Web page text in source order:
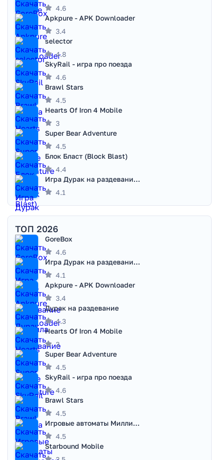
4.6
Apkpure - APK Downloader
3.4
selector
4.8
SkyRail - игра про поезда
4.6
Brawl Stars
4.5
Hearts Of Iron 4 Mobile
3
Super Bear Adventure
4.5
Блок Бласт (Block Blast)
4.4
Игра Дурак на раздевание - Правила игры
4.1
ТОП 2026
GoreBox
4.6
Игра Дурак на раздевание - Правила игры
4.1
Apkpure - APK Downloader
3.4
Дурак на раздевание
4.3
Hearts Of Iron 4 Mobile
3
Super Bear Adventure
4.5
SkyRail - игра про поезда
4.6
Brawl Stars
4.5
Игровые автоматы Миллионер
4.5
Starbound Mobile